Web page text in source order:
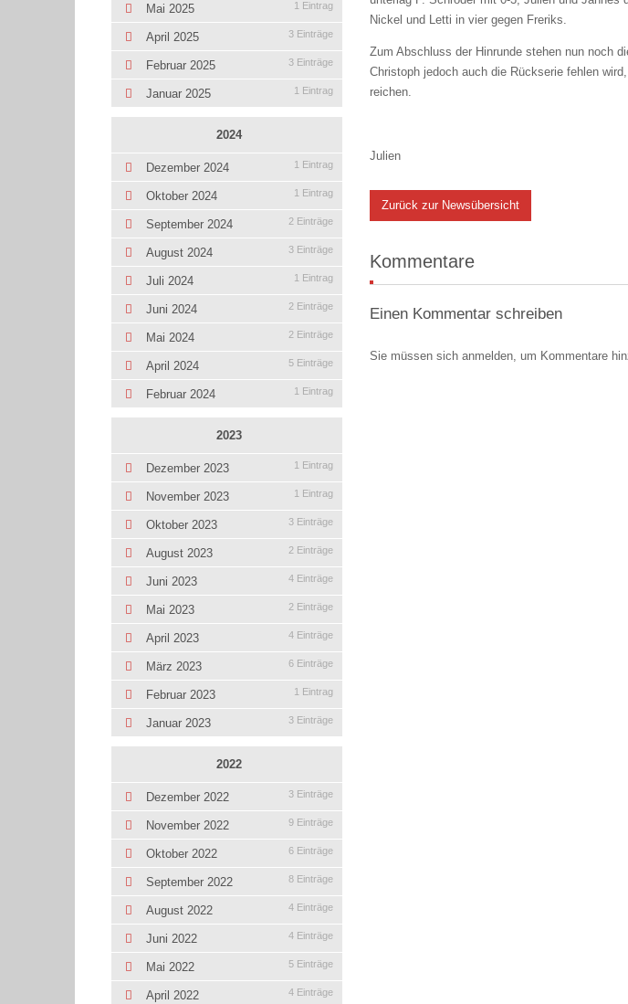
Nickel und Letti in vier gegen Freriks.
Zum Abschluss der Hinrunde stehen nun noch
Christoph jedoch auch die Rückserie fehlen
reichen.
Julien
Zurück zur Newsübersicht
Kommentare
Einen Kommentar schreiben
Sie müssen sich anmelden, um Kommentare
Mai 2025 1 Eintrag
April 2025 3 Einträge
Februar 2025 3 Einträge
Januar 2025 1 Eintrag
2024
Dezember 2024 1 Eintrag
Oktober 2024 1 Eintrag
September 2024 2 Einträge
August 2024 3 Einträge
Juli 2024 1 Eintrag
Juni 2024 2 Einträge
Mai 2024 2 Einträge
April 2024 5 Einträge
Februar 2024 1 Eintrag
2023
Dezember 2023 1 Eintrag
November 2023 1 Eintrag
Oktober 2023 3 Einträge
August 2023 2 Einträge
Juni 2023 4 Einträge
Mai 2023 2 Einträge
April 2023 4 Einträge
März 2023 6 Einträge
Februar 2023 1 Eintrag
Januar 2023 3 Einträge
2022
Dezember 2022 3 Einträge
November 2022 9 Einträge
Oktober 2022 6 Einträge
September 2022 8 Einträge
August 2022 4 Einträge
Juni 2022 4 Einträge
Mai 2022 5 Einträge
April 2022 4 Einträge